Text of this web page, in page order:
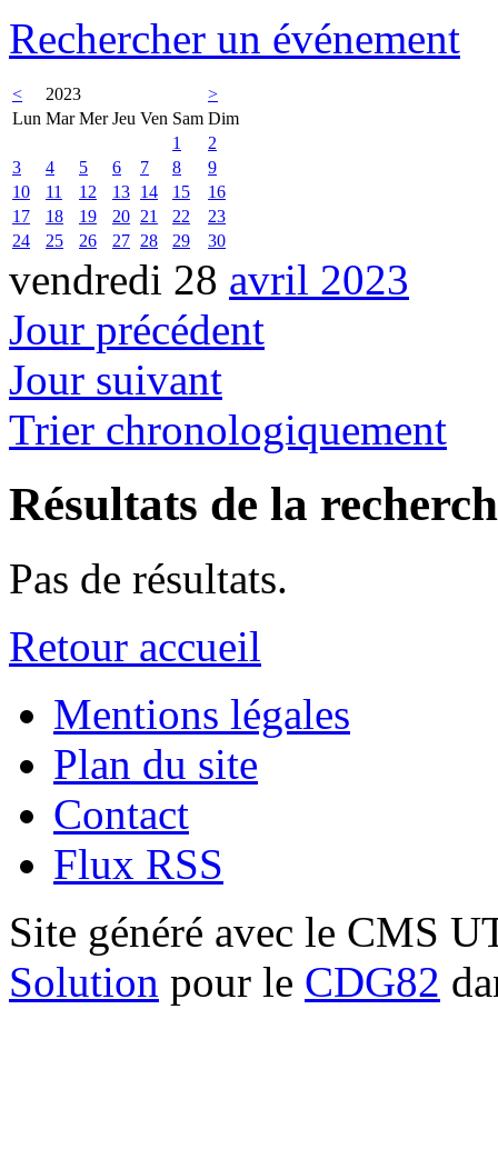
Rechercher un événement
< 2023
>
Lun Mar Mer Jeu Ven Sam Dim
1
2
3
4 5 6 7 8
9
10
11 12 13 14 15
16
17
18 19 20 21 22
23
24
25 26 27 28 29 30
vendredi 28 avril 2023
Jour précédent
Jour suivant
Trier chronologiquement
Résultats de la
Pas de résultats.
Retour accueil
Mentions légales
Plan du site
Contact
Flux RSS
Site généré avec le CMS
Solution pour le CDG82